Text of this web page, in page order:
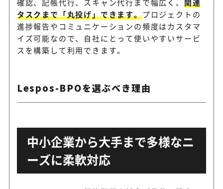
Remoba
請求書発行から支払い業務、
で経理業務を委託可能
効率的に運用できる
メリービズ バーチャ
ル経理アシスタント
プロ経理スタッフによる経理
スを提供
タスクまで「丸投げ」できます。
プロジェクトの
進捗報告やコミュニケーションの頻度はカスタマ
イズ可能なので、自社にとって使いやすいサービ
スを構築して利用できます。
Lespos-BPOを選ぶべき理由
中小企業から大手まで多様なニ
ーズに柔軟対応